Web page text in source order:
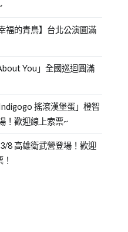
福的青鳥】台北公演圓滿
You」全國巡迴圓滿
搖滾漢堡蛋」橙智
！歡迎線上索票~
8 高雄衛武營登場！歡迎